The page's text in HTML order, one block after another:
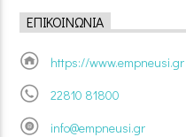
ΕΠΙΚΟΙΝΩΝΊΑ
https://www.empneusi.gr
22810 81800
info@empneusi.gr